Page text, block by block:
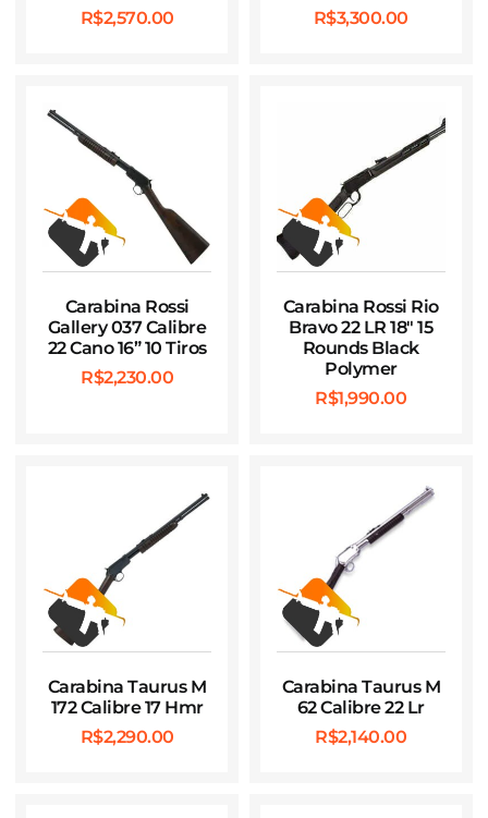
R$2,570.00
R$3,300.00
Carabina Rossi
Gallery 037 Calibre
22 Cano 16” 10 Tiros
R$2,230.00
Carabina Rossi Rio
Bravo 22 LR 18″ 15
Rounds Black
Polymer
R$1,990.00
Carabina Taurus M
172 Calibre 17 Hmr
R$2,290.00
Carabina Taurus M
62 Calibre 22 Lr
R$2,140.00